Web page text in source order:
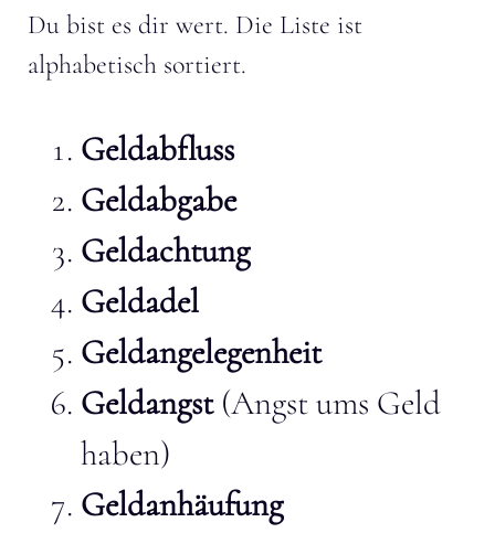
Du bist es dir wert. Die Liste ist
alphabetisch sortiert.
Geldabfluss
Geldabgabe
Geldachtung
Geldadel
Geldangelegenheit
Geldangst(Angst ums Geld
haben)
Geldanhäufung